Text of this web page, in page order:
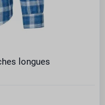
longues